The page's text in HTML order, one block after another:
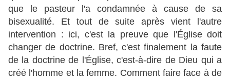
que le pasteur l'a condamnée à cause de sa
bisexualité. Et tout de suite après vient l'autre
intervention : ici, c'est la preuve que l'Église doit
changer de doctrine. Bref, c'est finalement la faute
de la doctrine de l'Église, c'est-à-dire de Dieu qui a
créé l'homme et la femme. Comment faire face à de